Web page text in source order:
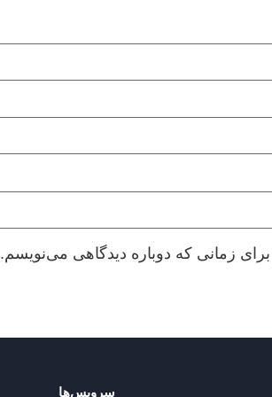
زمانی که دوباره دیدگاهی می‌نویسم.
سرویس‌ها